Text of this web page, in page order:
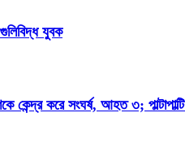
যুবক
কেন্দ্র করে সংঘর্ষ, আহত ৩;